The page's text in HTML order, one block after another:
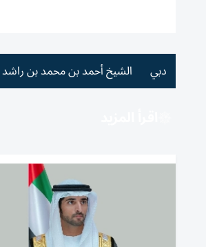
دبي الشيخ أحمد بن محمد بن